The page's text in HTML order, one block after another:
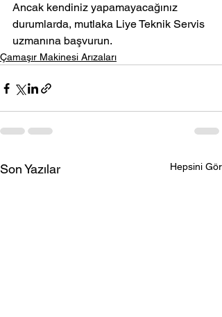
Ancak kendiniz yapamayacağınız
durumlarda, mutlaka Liye Teknik Servis
uzmanına başvurun.
Çamaşır Makinesi Arızaları
Son Yazılar Hepsini Gör